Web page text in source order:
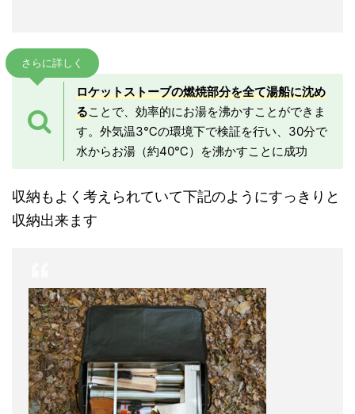
さらに詳しく
ロケットストーブの燃焼部分を全て湯船に沈め
ることで、効率的にお湯を沸かすことができま
す。外気温3℃の環境下で検証を行い、30分で
水からお湯（約40℃）を沸かすことに成功
収納もよく考えられていて下記のようにすっきりと
収納出来ます